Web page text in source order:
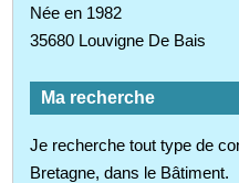
Née en 1982
35680 Louvigne De Bais
Ma recherche
Je recherche tout type de
Bretagne, dans le Bâtiment.